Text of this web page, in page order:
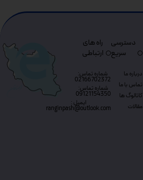
دسترسی
سریع
درباره ما
تماس با ما
کاتالوگ ها
مقالات
راه های
ارتباطی
شماره تماس:
02166702372
شماره تماس:
09121154350
ایمیل :
ranginpash@outlook.com